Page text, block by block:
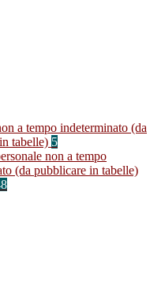
a tempo indeterminato (da
tabelle) 5
non a tempo
(da pubblicare in tabelle)